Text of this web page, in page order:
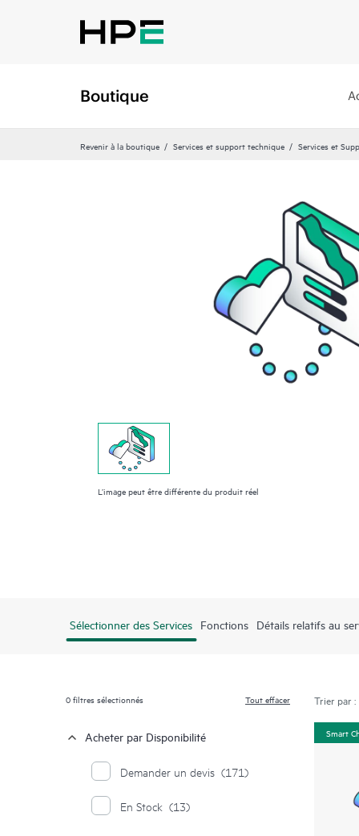
Boutique
Revenir à la boutique Services et support technique Services et
L’image peut être différente du produit réel
Sélectionner des Services Fonctions Détails relatifs au
0filtres sélectionnés Tout effacer
Acheter par Disponibilité
Demander un devis (171)
En Stock (13)
Trier par :
Smart